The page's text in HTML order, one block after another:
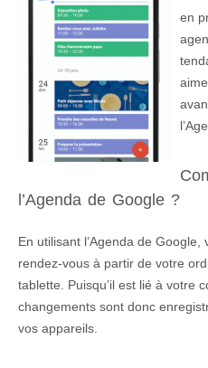
en
l’Agenda de Google ?
En utilisant l’Agenda de
rendez-vous à partir de votre
tablette. Puisqu’il est lié à votre
changements sont donc
vos appareils.